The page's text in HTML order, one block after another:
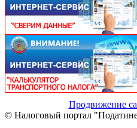
Продвижение
© Налоговый портал